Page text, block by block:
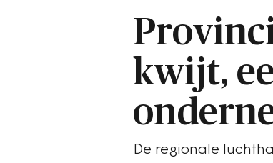
kwijt,
De regionale